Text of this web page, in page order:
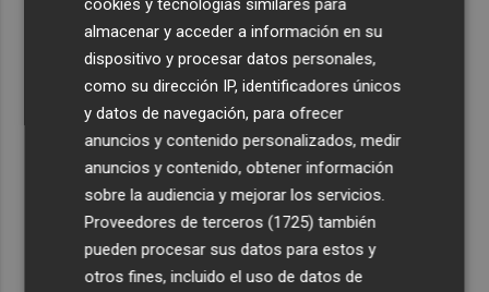
Agricultura concede cerca de 500.000 euros en ayudas
para el fomento de la innovación tecnológica en
explotaciones
València ultima la puesta a punto del Velódromo Lluís
Puig con una inversión de 2 millones
Las infantiles de San Javier son campeonas de España en
la localidad gaditana de Rota
Vithas Valencia Turia habilita una consulta gratuita para
personas con síntomas oculares tras el eclipse solar
almacenar y acceder a información en su
dispositivo y procesar datos personales,
como su dirección IP, identificadores únicos
y datos de navegación, para ofrecer
anuncios y contenido personalizados, medir
anuncios y contenido, obtener información
sobre la audiencia y mejorar los servicios.
Proveedores de terceros (1725) también
pueden procesar sus datos para estos y
otros fines, incluido el uso de datos de